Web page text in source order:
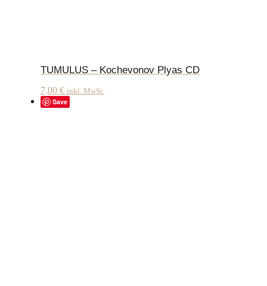
TUMULUS – Kochevonov Plyas CD
7,00 € inkl. MwSt.
Save